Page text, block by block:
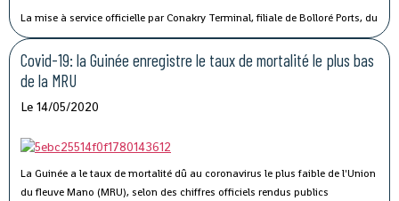
La mise à service officielle par Conakry Terminal, filiale de Bolloré Ports, du
port sec de Kagbelen, permettra « l’amélioration des performances et la
compétitivité du Port Autonome de Conakry ».« Le développement du port
sec de Kagbelen répond au double défi de la gestion optimale des espaces
livraison des véhicules. En complément des nouveaux portiques de parc
permettra l’amélioration des performances et la compétitivité du Port
Autonome de Conakry, », a déclaré Madame Traoré Tahirou Barry,
Directrice générale de Conakry Terminal.
Covid-19: la Guinée enregistre le taux de mortalité le plus bas
de la MRU
Le 14/05/2020
La Guinée a le taux de mortalité dû au coronavirus le plus faible de l'Union
du fleuve Mano (MRU), selon des chiffres officiels rendus publics